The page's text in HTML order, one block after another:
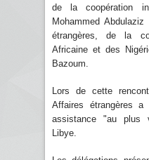
de la coopération
Mohammed
étrangères, de la
Africaine et des
Bazoum.
Lors de cette
Affaires étrangères
assistance "au plus
Libye.